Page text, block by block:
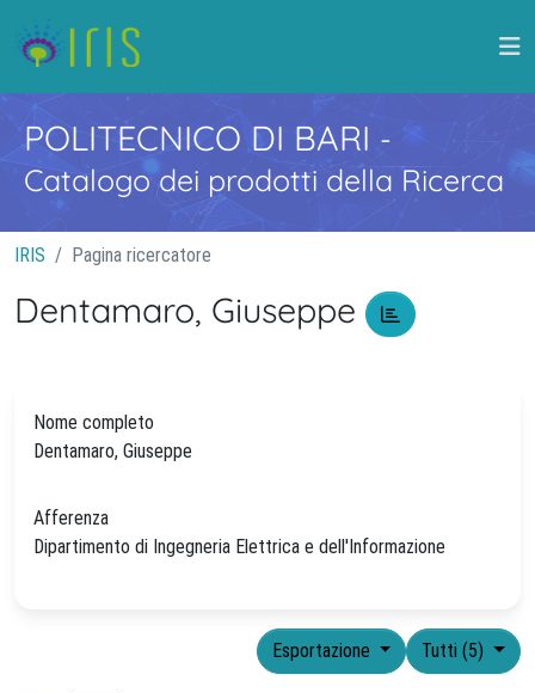
POLITECNICO DI BARI -
Catalogo dei prodotti della Ricerca
IRIS Pagina ricercatore
Dentamaro, Giuseppe
Nome completo
Dentamaro, Giuseppe
Afferenza
Dipartimento di Ingegneria Elettrica e dell'Informazione
Tutti (5)
Esportazione